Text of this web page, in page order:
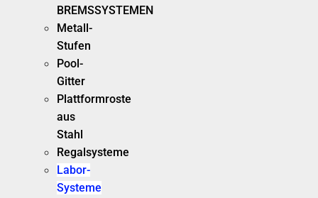
BREMSSYSTEMEN
Metall-
Stufen
Pool-
Gitter
Plattformroste
aus
Stahl
Regalsysteme
Labor-
Systeme